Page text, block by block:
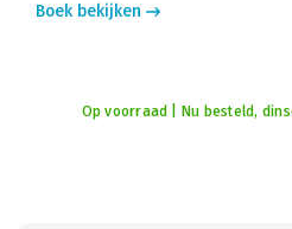
Boek bekijken
Op voorraad | Nu besteld,